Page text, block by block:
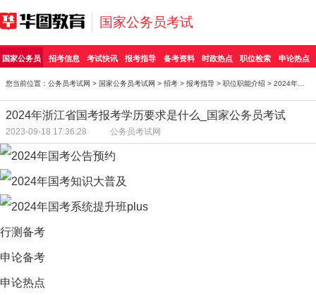
国家公务员考试
国家公务员 招考信息 考试快讯 报考指导 备考资料 时政热点 职位检索 申论热点
您当前位置： 公务员考试网 > 国家公务员考试网 > 招考 > 报考指导 > 职位职能介绍 > 2024年浙江省国考报考学历要求是什么_国家公务员考
2024年浙江省国考报考学历要求是什么_国家公务员考试
2023-09-18 17:36:28 公务员考试网
行测备考
申论备考
申论热点